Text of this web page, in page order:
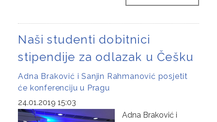
Naši studenti dobitnici
stipendije za odlazak u Češku
Adna Braković i Sanjin Rahmanović posjetit
će konferenciju u Pragu
24.01.2019 15:03
Adna Braković i